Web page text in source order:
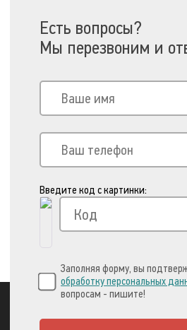
Есть вопросы?
Мы перезвоним и
Введите код с картинки:
Заполняя форму, вы
обработку персональных
вопросам - пишите!